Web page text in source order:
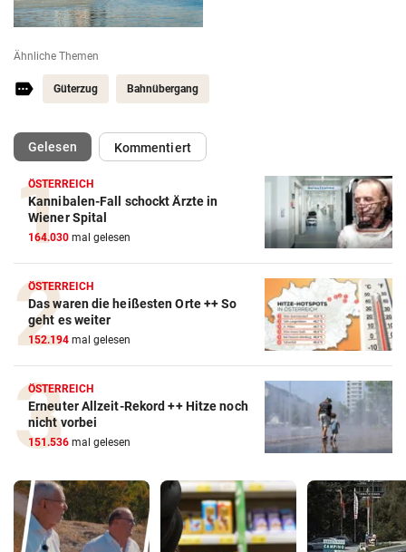
Ähnliche Themen
Güterzug Bahnübergang
Gelesen(ausgewählt)Kommentiert
ÖSTERREICH
Kannibalen-Fall schockt Ärzte in
Wiener Spital
164.030 mal gelesen
ÖSTERREICH
Das waren die heißesten Orte ++ So
geht es weiter
152.194 mal gelesen
ÖSTERREICH
Erneuter Allzeit-Rekord ++ Hitze noch
nicht vorbei
151.536 mal gelesen